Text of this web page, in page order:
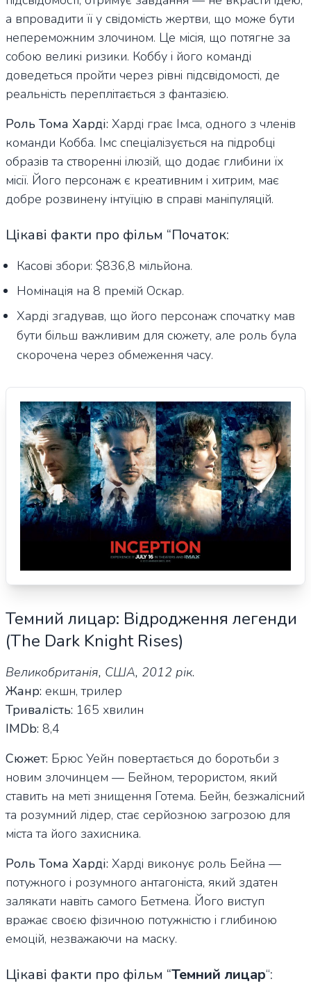
а впровадити її у свідомість жертви, що може бути
непереможним злочином. Це місія, що потягне за
собою великі ризики. Коббу і його команді
доведеться пройти через рівні підсвідомості, де
реальність переплітається з фантазією.
Роль Тома Харді: Харді грає Імса, одного з членів
команди Кобба. Імс спеціалізується на підробці
образів та створенні ілюзій, що додає глибини їх
місії. Його персонаж є креативним і хитрим, має
добре розвинену інтуїцію в справі маніпуляцій.
Цікаві факти про фільм “Початок:
Касові збори: $836,8 мільйона.
Номінація на 8 премій Оскар.
Харді згадував, що його персонаж спочатку мав
бути більш важливим для сюжету, але роль була
скорочена через обмеження часу.
Темний лицар: Відродження легенди
(The Dark Knight Rises)
Великобританія, США, 2012 рік.
Жанр: екшн, трилер
Тривалість: 165 хвилин
IMDb: 8,4
Сюжет: Брюс Уейн повертається до боротьби з
новим злочинцем — Бейном, терористом, який
ставить на меті знищення Готема. Бейн, безжалісний
та розумний лідер, стає серйозною загрозою для
міста та його захисника.
Роль Тома Харді: Харді виконує роль Бейна —
потужного і розумного антагоніста, який здатен
залякати навіть самого Бетмена. Його виступ
вражає своєю фізичною потужністю і глибиною
емоцій, незважаючи на маску.
Цікаві факти про фільм “Темний лицар“: